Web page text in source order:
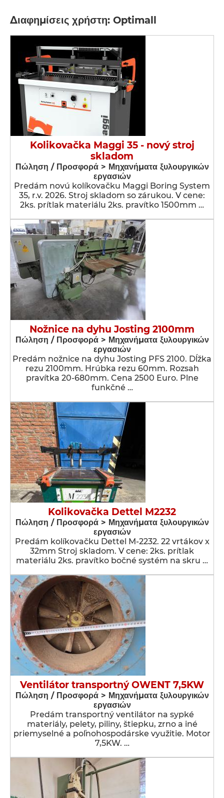
Διαφημίσεις χρήστη: Optimall
Kolikovačka Maggi 35 - nový stroj
skladom
Πώληση / Προσφορά > Μηχανήματα ξυλουργικών
εργασιών
Predám novú kolíkovačku Maggi Boring System
35, r.v. 2026. Stroj skladom so zárukou. V cene:
2ks. prítlak materiálu 2ks. pravítko 1500mm …
Nožnice na dyhu Josting 2100mm
Πώληση / Προσφορά > Μηχανήματα ξυλουργικών
εργασιών
Predám nožnice na dyhu Josting PFS 2100. Dĺžka
rezu 2100mm. Hrúbka rezu 60mm. Rozsah
pravítka 20-680mm. Cena 2500 Euro. Plne
funkčné …
Kolikovačka Dettel M2232
Πώληση / Προσφορά > Μηχανήματα ξυλουργικών
εργασιών
Predám kolíkovačku Dettel M-2232. 22 vrtákov x
32mm Stroj skladom. V cene: 2ks. prítlak
materiálu 2ks. pravítko bočné systém na skru …
Ventilátor transportný OWENT 7,5KW
Πώληση / Προσφορά > Μηχανήματα ξυλουργικών
εργασιών
Predám transportný ventilátor na sypké
materiály, pelety, piliny, štiepku, zrno a iné
priemyselné a poľnohospodárske využitie. Motor
7,5KW. …